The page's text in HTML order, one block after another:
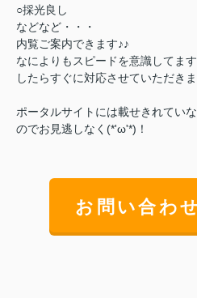
○採光良し
などなど・・・
内覧ご案内できます♪♪
なによりもスピードを意識してま
したらすぐに対応させていただき
ポータルサイトには載せきれてい
のでお見逃しなく(*'ω'*)！
お問い合わ